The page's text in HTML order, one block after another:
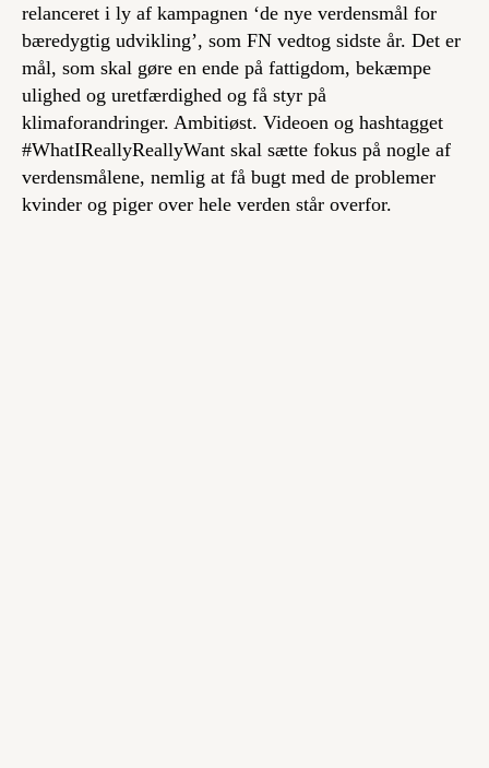
relanceret i ly af kampagnen ‘de nye verdensmål for
bæredygtig udvikling’, som FN vedtog sidste år. Det er
mål, som skal gøre en ende på fattigdom, bekæmpe
ulighed og uretfærdighed og få styr på
klimaforandringer. Ambitiøst. Videoen og hashtagget
#WhatIReallyReallyWant skal sætte fokus på nogle af
verdensmålene, nemlig at få bugt med de problemer
kvinder og piger over hele verden står overfor.